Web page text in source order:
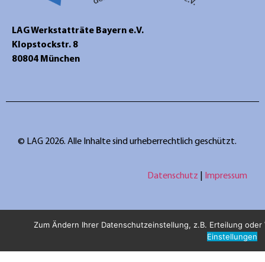
LAG Werkstatträte Bayern e.V.
Klopstockstr. 8
80804 München
© LAG 2026. Alle Inhalte sind urheberrechtlich geschützt.
Datenschutz Impressum
Zum Ändern Ihrer Datenschutzeinstellung, z.B. Erteilung
Einstellungen